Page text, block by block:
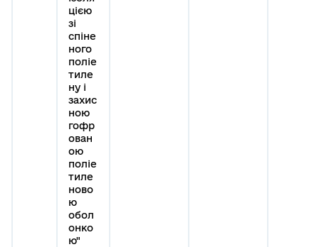
цією
зі
спіне
ного
поліе
тиле
ну і
захис
ною
гофр
ован
ою
поліе
тиле
ново
ю
обол
онко
ю"